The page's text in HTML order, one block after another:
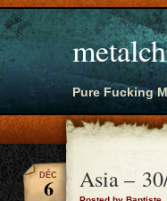
Pure Fucking
Asia –
DÉC
6